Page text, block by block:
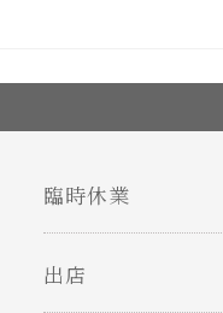
臨時休業
出店